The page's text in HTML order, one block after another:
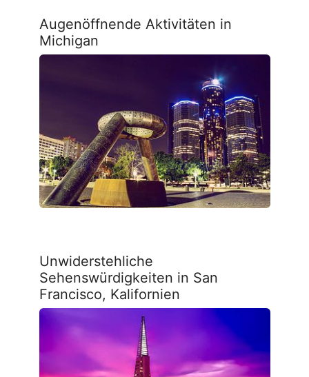
Augenöffnende Aktivitäten in
Michigan
Unwiderstehliche
Sehenswürdigkeiten in San
Francisco, Kalifornien